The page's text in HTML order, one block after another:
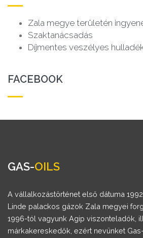
Zala megye területén
Szaktanácsadás
Díjmentes veszélyes
FACEBOOK
GAS-OILS
A vállalkozástörténet első dátuma
Linde palackos gázok Zala megyei
1996-tól vagyunk Agip viszonteladók,
márkakereskedők, ezért nevünket